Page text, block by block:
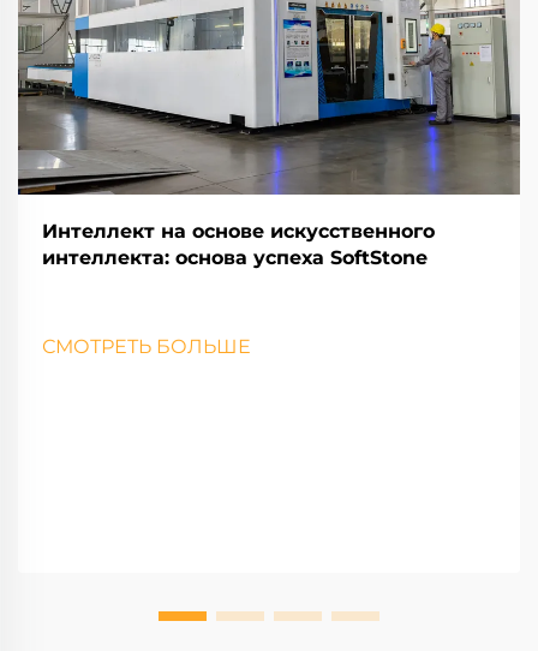
Интеллект на основе искусственного
интеллекта: основа успеха SoftStone
СМОТРЕТЬ БОЛЬШЕ